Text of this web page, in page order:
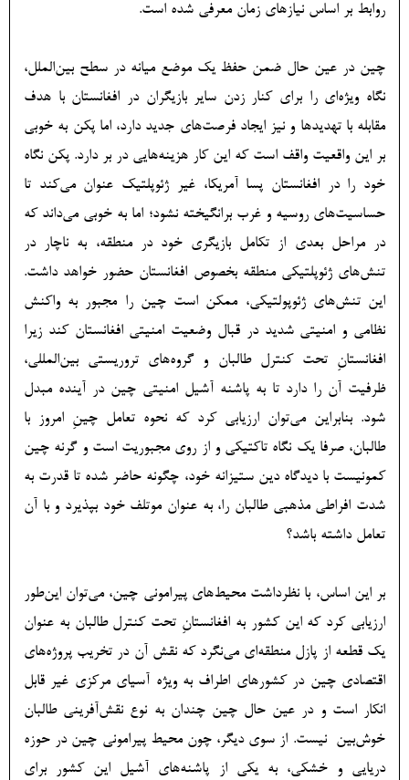
روابط بر اساس نیازهای زمان معرفی شده است.
چین در عین حال ضمن حفظ یک موضع میانه در سطح بین‌الملل،
نگاه ویژه‌ای را برای کنار زدن سایر بازیگران در افغانستان با هدف
مقابله با تهدیدها و نیز ایجاد فرصت‌های جدید دارد، اما پکن به خوبی
بر این واقعیت واقف است که این کار هزینه‌هایی در بر دارد. پکن نگاه
خود را در افغانستان پسا آمریکا، غیر ژئوپلتیک عنوان می‌کند تا
حساسیت‌های روسیه و غرب برانگیخته نشود؛ اما به خوبی می‌داند که
در مراحل بعدی از تکامل بازیگری خود در منطقه، به ناچار در
تنش‌های ژئوپلتیکی منطقه بخصوص افغانستان حضور خواهد داشت.
این تنش‌های ژئوپولتیکی، ممکن است چین را مجبور به واکنش
نظامی و امنیتی شدید در قبال وضعیت امنیتی افغانستان کند زیرا
افغانستانِ تحت کنترل طالبان و گروه‌های تروریستی بین‌المللی،
ظرفیت آن را دارد تا به پاشنه آشیل امنیتی چین در آینده مبدل
شود. بنابراین می‌توان ارزیابی کرد که نحوه تعامل چینِ امروز با
طالبان، صرفا یک نگاه تاکتیکی و از روی مجبوریت است و گرنه چین
کمونیست با دیدگاه دین ستیزانه خود، چگونه حاضر شده تا قدرت به
شدت افراطی مذهبی طالبان را، به عنوان موتلف خود بپذیرد و با آن
تعامل داشته باشد؟
بر این اساس، با نظرداشت محیط‌های پیرامونی چین، می‌توان این‌طور
ارزیابی کرد که این کشور به افغانستانِ تحت کنترل طالبان به عنوان
یک قطعه از پازل منطقه‌ای می‌نگرد که نقش آن در تخریب پروژه‌های
اقتصادی چین در کشورهای اطراف به ویژه آسیای مرکزی غیر قابل
انکار است و در عین حال چین چندان به نوع نقش‌آفرینی طالبان
خوش‌بین نیست. از سوی دیگر، چون محیط پیرامونی چین در حوزه
دریایی و خشکی، به یکی از پاشنه‌های آشیل این کشور برای